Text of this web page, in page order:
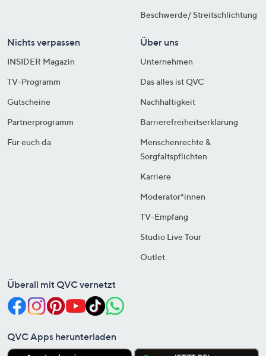
Beschwerde/ Streitschlichtung
Nichts verpassen
INSIDER Magazin
TV-Programm
Gutscheine
Partnerprogramm
Für euch da
Über uns
Unternehmen
Das alles ist QVC
Nachhaltigkeit
Barrierefreiheitserklärung
Menschenrechte &
Sorgfaltspflichten
Karriere
Moderator*innen
TV-Empfang
Studio Live Tour
Outlet
Überall mit QVC vernetzt
QVC Apps herunterladen